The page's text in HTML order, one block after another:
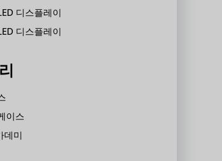
디스플레이
디스플레이
이스
데미